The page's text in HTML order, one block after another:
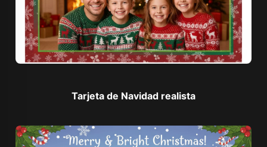
Tarjeta de Navidad realista